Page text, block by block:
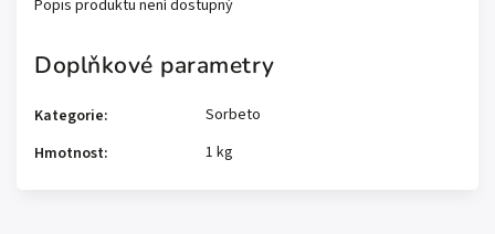
Popis produktu není dostupný
Doplňkové parametry
Kategorie:
Sorbeto
Hmotnost: 1 kg